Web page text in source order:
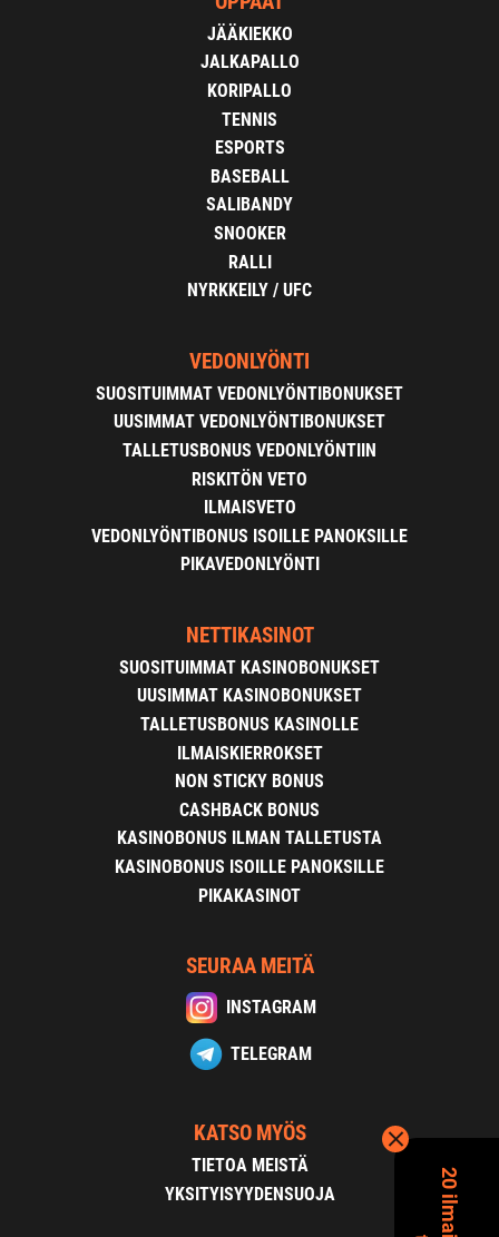
JÄÄKIEKKO
JALKAPALLO
KORIPALLO
TENNIS
ESPORTS
BASEBALL
SALIBANDY
SNOOKER
RALLI
NYRKKEILY / UFC
VEDONLYÖNTI
SUOSITUIMMAT VEDONLYÖNTIBONUKSET
UUSIMMAT VEDONLYÖNTIBONUKSET
TALLETUSBONUS VEDONLYÖNTIIN
RISKITÖN VETO
ILMAISVETO
VEDONLYÖNTIBONUS ISOILLE PANOKSILLE
PIKAVEDONLYÖNTI
NETTIKASINOT
SUOSITUIMMAT KASINOBONUKSET
UUSIMMAT KASINOBONUKSET
TALLETUSBONUS KASINOLLE
ILMAISKIERROKSET
NON STICKY BONUS
CASHBACK BONUS
KASINOBONUS ILMAN TALLETUSTA
KASINOBONUS ISOILLE PANOKSILLE
PIKAKASINOT
SEURAA MEITÄ
INSTAGRAM
TELEGRAM
KATSO MYÖS
TIETOA MEISTÄ
YKSITYISYYDENSUOJA